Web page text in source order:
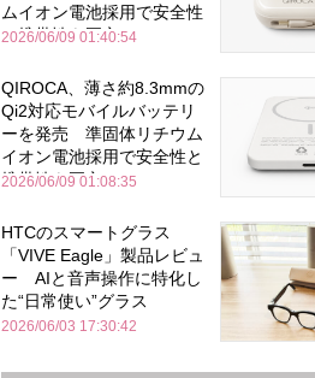
ムイオン電池採用で安全性
と携帯性を両立
2026/06/09 01:40:54
QIROCA、薄さ約8.3mmの
Qi2対応モバイルバッテリ
ーを発売 準固体リチウム
イオン電池採用で安全性と
携帯性を両立
2026/06/09 01:08:35
HTCのスマートグラス
「VIVE Eagle」製品レビュ
ー AIと音声操作に特化し
た“日常使い”グラス
2026/06/03 17:30:42